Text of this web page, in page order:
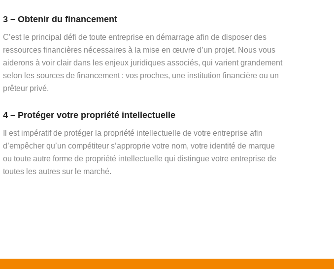
3 – Obtenir du financement
C’est le principal défi de toute entreprise en démarrage afin de disposer des
ressources financières nécessaires à la mise en œuvre d’un projet. Nous vous
aiderons à voir clair dans les enjeux juridiques associés, qui varient grandement
selon les sources de financement : vos proches, une institution financière ou un
prêteur privé.
4 – Protéger votre propriété intellectuelle
Il est impératif de protéger la propriété intellectuelle de votre entreprise afin
d’empêcher qu’un compétiteur s’approprie votre nom, votre identité de marque
ou toute autre forme de propriété intellectuelle qui distingue votre entreprise de
toutes les autres sur le marché.